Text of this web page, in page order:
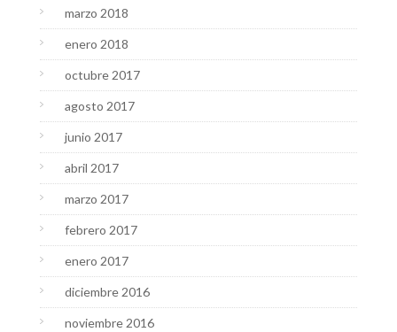
marzo 2018
enero 2018
octubre 2017
agosto 2017
junio 2017
abril 2017
marzo 2017
febrero 2017
enero 2017
diciembre 2016
noviembre 2016